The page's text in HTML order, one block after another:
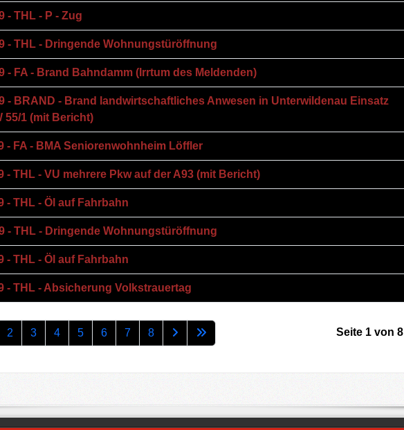
- THL - P - Zug
- THL - Dringende Wohnungstüröffnung
- FA - Brand Bahndamm (Irrtum des Meldenden)
- BRAND - Brand landwirtschaftliches Anwesen in Unterwildenau Einsatz
55/1 (mit Bericht)
- FA - BMA Seniorenwohnheim Löffler
- THL - VU mehrere Pkw auf der A93 (mit Bericht)
- THL - Öl auf Fahrbahn
- THL - Dringende Wohnungstüröffnung
- THL - Öl auf Fahrbahn
- THL - Absicherung Volkstrauertag
Seite 1 von 8
2 3 4 5 6 7 8